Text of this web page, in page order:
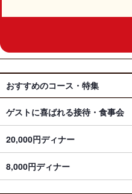
おすすめのコース・特集
ゲストに喜ばれる接待・食事会
20,000円ディナー
8,000円ディナー